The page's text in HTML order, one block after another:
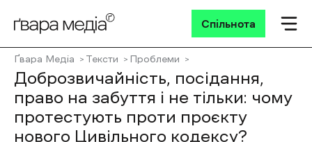
Спільнота
Ґвара Медіа Тексти Проблеми
Доброзвичайність, посідання,
право на забуття і не тільки: чому
протестують проти проєкту
нового Цивільного кодексу?